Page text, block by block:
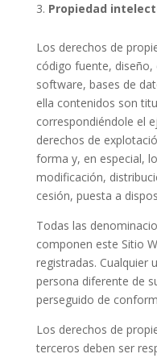
Propiedad
Los derechos de
código fuente,
software, bases de
ella contenidos son
correspondiéndole el
derechos de
forma y, en especial,
modificación,
cesión, puesta a
Todas las
componen este Sitio
registradas. Cualquier
persona diferente de
perseguido de
Los derechos de
terceros deben ser